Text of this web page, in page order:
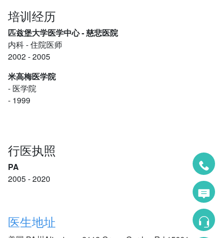
培训经历
匹兹堡大学医学中心 - 慈悲医院
内科- 住院医师
2002 - 2005
米高梅医学院
- 医学院
- 1999
行医执照
PA
2005 - 2020
医生地址